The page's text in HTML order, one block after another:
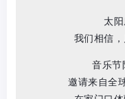
太
我们相信
音乐节
邀请来自全